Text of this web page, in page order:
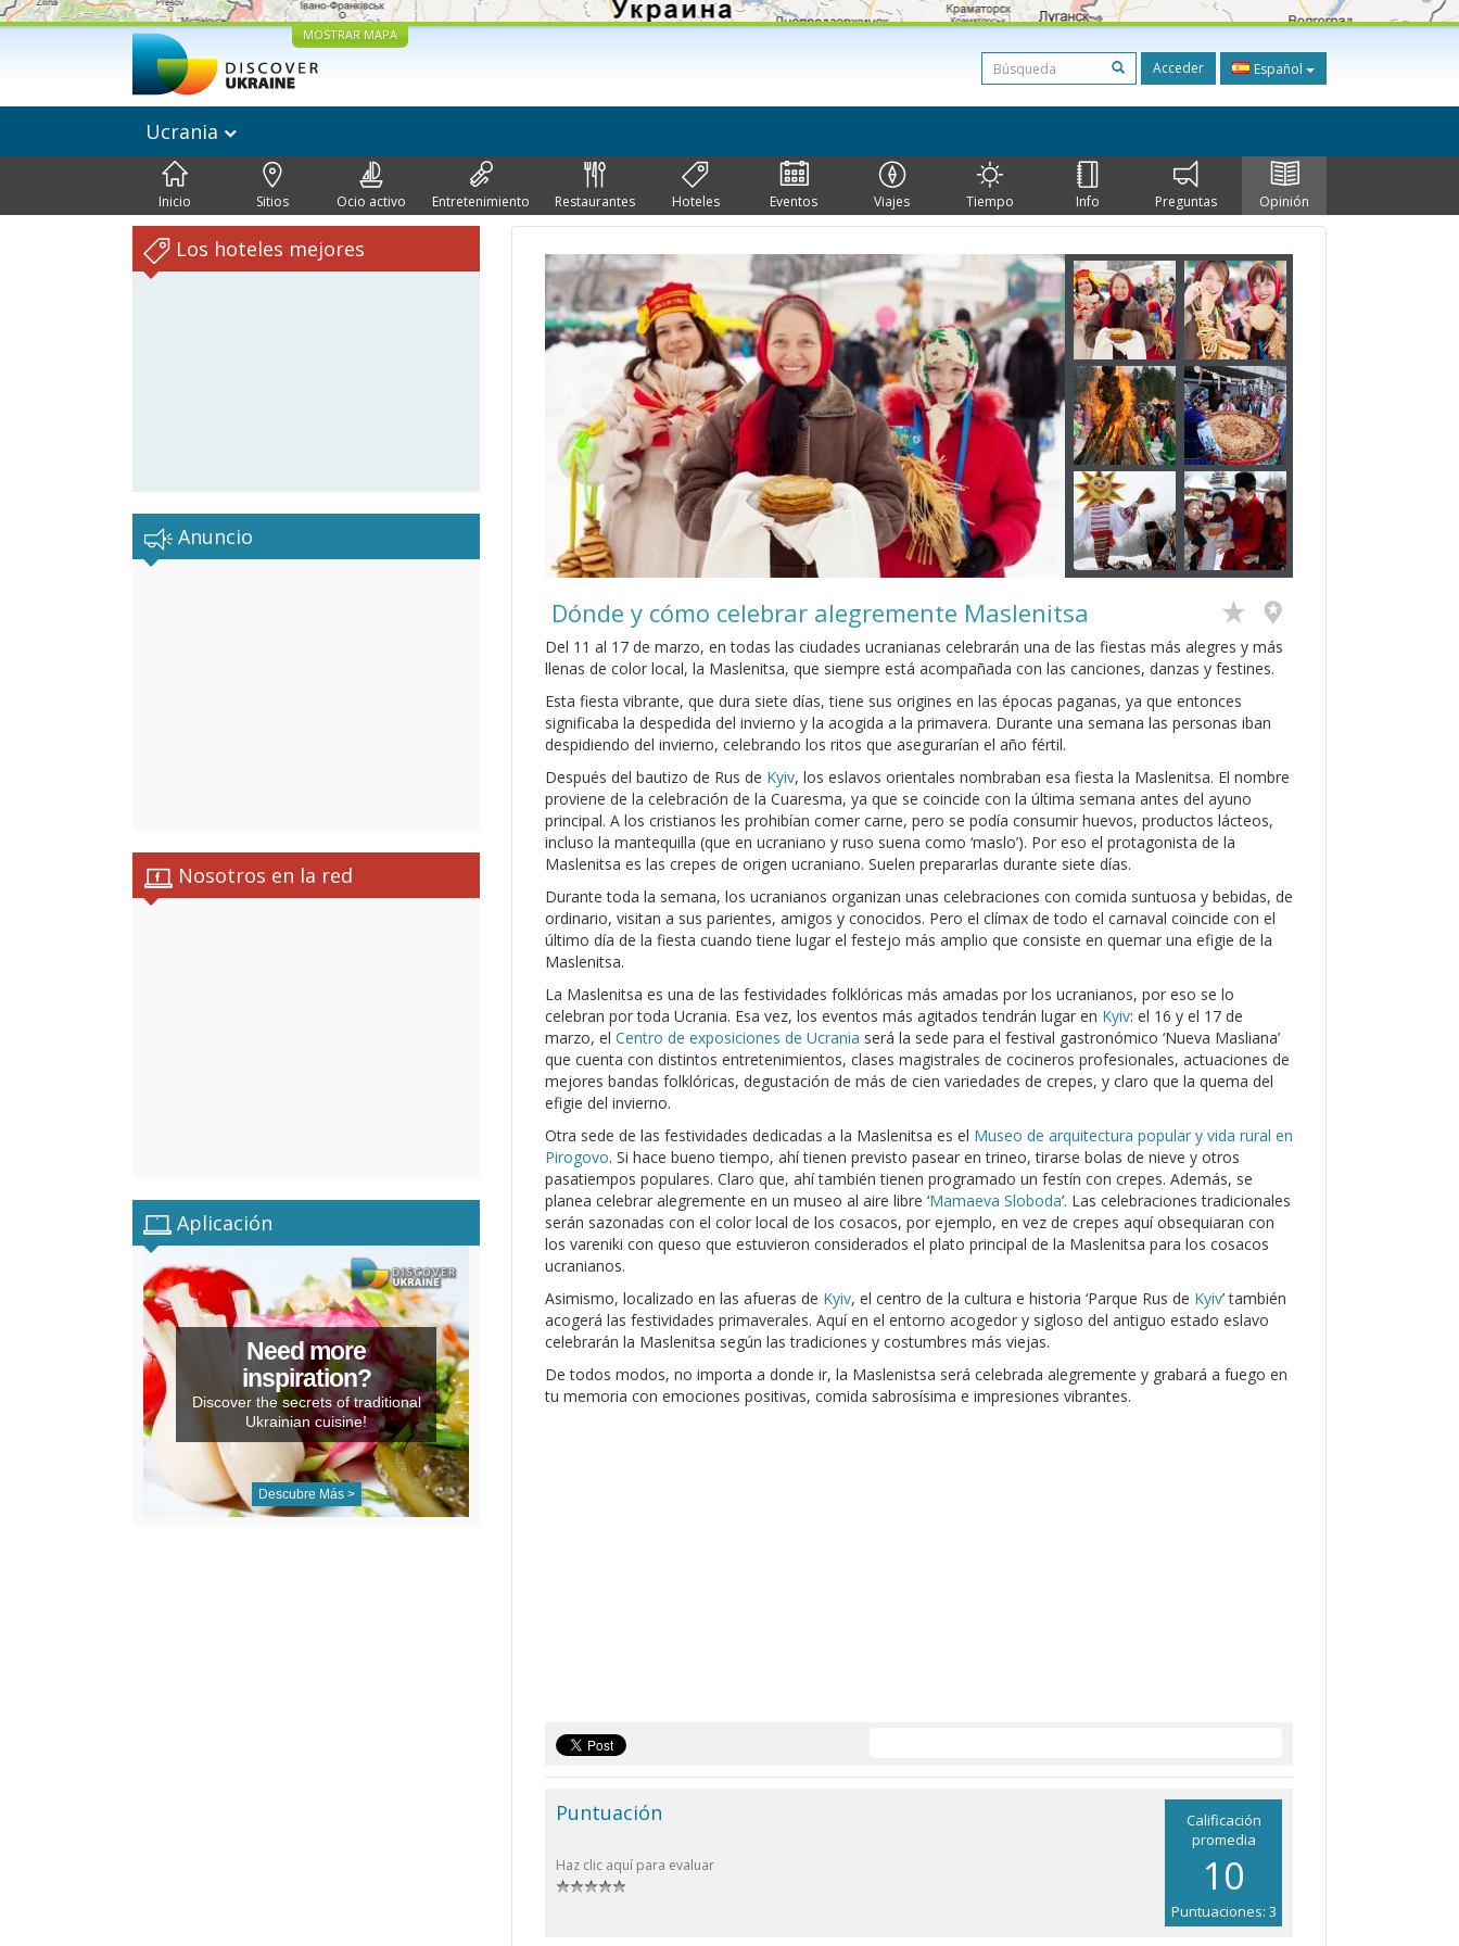
MOSTRAR MAPA
Acceder Español
Ucrania
Inicio Sitios Ocio activo Entretenimiento Restaurantes Hoteles Eventos Viajes Tiempo Info Preguntas Opinión
Los hoteles mejores
Anuncio
Nosotros en la red
Aplicación
Need more
inspiration?
Discover the secrets of traditional
Ukrainian cuisine!
Descubre Más >
Dónde y cómo celebrar alegremente Maslenitsa
Del 11 al 17 de marzo, en todas las ciudades ucranianas celebrarán una de las fiestas más alegres y más
llenas de color local, la Maslenitsa, que siempre está acompañada con las canciones, danzas y festines.
Esta fiesta vibrante, que dura siete días, tiene sus origines en las épocas paganas, ya que entonces
significaba la despedida del invierno y la acogida a la primavera. Durante una semana las personas iban
despidiendo del invierno, celebrando los ritos que asegurarían el año fértil.
Después del bautizo de Rus de Kyiv, los eslavos orientales nombraban esa fiesta la Maslenitsa. El nombre
proviene de la celebración de la Cuaresma, ya que se coincide con la última semana antes del ayuno
principal. A los cristianos les prohibían comer carne, pero se podía consumir huevos, productos lácteos,
incluso la mantequilla (que en ucraniano y ruso suena como ‘maslo’). Por eso el protagonista de la
Maslenitsa es las crepes de origen ucraniano. Suelen prepararlas durante siete días.
Durante toda la semana, los ucranianos organizan unas celebraciones con comida suntuosa y bebidas, de
ordinario, visitan a sus parientes, amigos y conocidos. Pero el clímax de todo el carnaval coincide con el
último día de la fiesta cuando tiene lugar el festejo más amplio que consiste en quemar una efigie de la
Maslenitsa.
La Maslenitsa es una de las festividades folklóricas más amadas por los ucranianos, por eso se lo
celebran por toda Ucrania. Esa vez, los eventos más agitados tendrán lugar en Kyiv: el 16 y el 17 de
marzo, el Centro de exposiciones de Ucrania será la sede para el festival gastronómico ‘Nueva Masliana’
que cuenta con distintos entretenimientos, clases magistrales de cocineros profesionales, actuaciones de
mejores bandas folklóricas, degustación de más de cien variedades de crepes, y claro que la quema del
efigie del invierno.
Otra sede de las festividades dedicadas a la Maslenitsa es el Museo de arquitectura popular y vida rural en
Pirogovo. Si hace bueno tiempo, ahí tienen previsto pasear en trineo, tirarse bolas de nieve y otros
pasatiempos populares. Claro que, ahí también tienen programado un festín con crepes. Además, se
planea celebrar alegremente en un museo al aire libre ‘Mamaeva Sloboda’. Las celebraciones tradicionales
serán sazonadas con el color local de los cosacos, por ejemplo, en vez de crepes aquí obsequiaran con
los vareniki con queso que estuvieron considerados el plato principal de la Maslenitsa para los cosacos
ucranianos.
Asimismo, localizado en las afueras de Kyiv, el centro de la cultura e historia ‘Parque Rus de Kyiv’ también
acogerá las festividades primaverales. Aquí en el entorno acogedor y sigloso del antiguo estado eslavo
celebrarán la Maslenitsa según las tradiciones y costumbres más viejas.
De todos modos, no importa a donde ir, la Maslenistsa será celebrada alegremente y grabará a fuego en
tu memoria con emociones positivas, comida sabrosísima e impresiones vibrantes.
Calificación
promedia
10
Puntuaciones: 3
Puntuación
Haz clic aquí para evaluar